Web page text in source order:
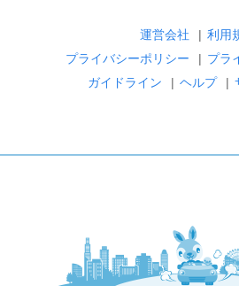
運営会社 | 利用
プライバシーポリシー
| プラ
ガイドライン
| ヘルプ |